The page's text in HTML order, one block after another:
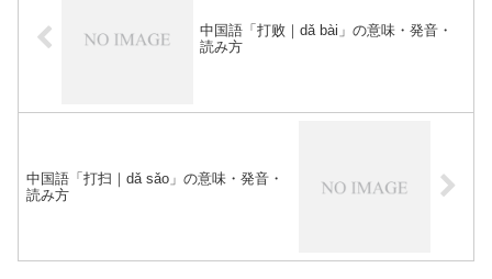
中国語「打败｜dǎ bài」の意味・発音・
読み方
中国語「打扫｜dǎ sǎo」の意味・発音・
読み方